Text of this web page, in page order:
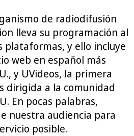
de radiodifusión
lleva su programación al
plataformas, y ello incluye
web en español más
y UVideos, la primera
dirigida a la comunidad
En pocas palabras,
nuestra audiencia para
posible.